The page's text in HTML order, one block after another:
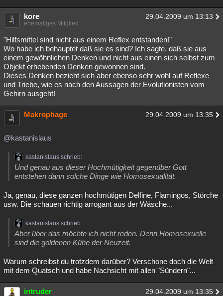
kore 29.04.2009 um 13:13
ehemaliges Mitglied
"Hilfsmittel sind nicht aus einem Reflex entstanden!"
Wo habe ich behauptet daß sie es sind? Ich sagte, daß sie aus
einem gewöhnlichen Denken und nicht aus einen sich selbst zum
Objekt erhebenden Denken gewonnen sind.
Dieses Denken bezieht sich aber ebenso sehr wohl auf Reflexe
und Triebe, wie es nach den Aussagen der Evolutionisten vom
Gehirn ausgeht!
Makrophage 29.04.2009 um 13:35
@kastanislaus
kastanislaus schrieb:
Und genau aus dieser Hochmütigkeit gegenüber Gott
entstehen dann solche Dinge wie Homosexualität.
Ja, genau, diese ganzen hochmütigen Delfine, Flamingos, Störche
usw. Die schauen richtig arrogant aus der Wäsche...
kastanislaus schrieb:
Aber über das möchte ich nicht reden. Denn Homosexuelle
sind die goldenen Kühe der Neuzeit.
Warum schreibst du trotzdem darüber? Verschone doch die Welt
mit dem Quatsch und habe Nachsicht mit allen "Sündern"...
intruder 29.04.2009 um 13:35